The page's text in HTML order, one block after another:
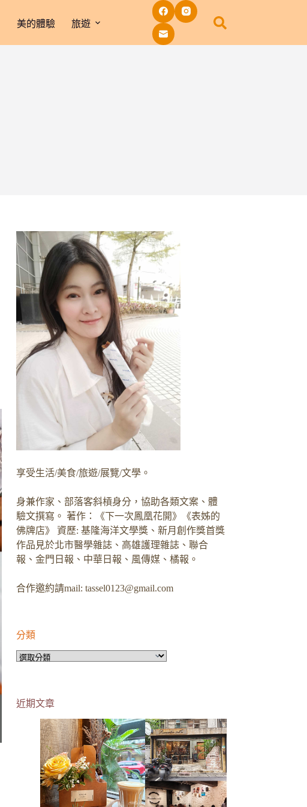
美的體驗 旅遊
享受生活/美食/旅遊/展覽/文學。
身兼作家、部落客斜槓身分，協助各類文案、體
驗文撰寫。 著作：《下一次鳳凰花開》《表姊的
佛牌店》 資歷: 基隆海洋文學獎、新月創作獎首獎
作品見於北市醫學雜誌、高雄護理雜誌、聯合
報、金門日報、中華日報、風傳媒、橘報。
合作邀約請mail: tassel0123@gmail.com
分類
分
近期文章